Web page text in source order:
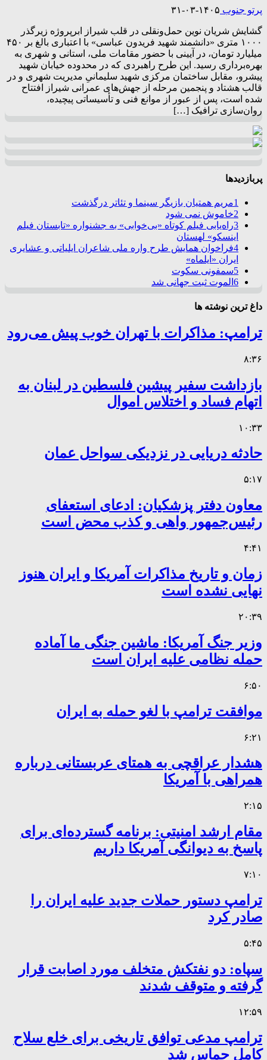
پرتو جنوب ۱۴۰۵-۰۳-۳۱
گشایش شریان نوین حمل‌ونقلی در قلب شیراز ابرپروژه زیرگذر
۱۰۰۰ متری «دانشمند شهید فریدون عباسی» با اعتباری بالغ بر ۴۵۰
میلیارد تومان، در آیینی با حضور مقامات ملی، استانی و شهری به
بهره‌برداری رسید. این طرح راهبردی که در محدوده خیابان شهید
پیشرو، مقابل ساختمان مرکزی شهید سلیمانیِ مدیریت شهری و در
قالب هشتاد و پنجمین مرحله از جهش‌های عمرانی شیراز افتتاح
شده است، پس از عبور از موانع فنی و تأسیساتی پیچیده،
روان‌سازی ترافیک […]
پربازدیدها
1مریم همتیان بازیگر سینما و تئاتر درگذشت
2خاموش نمی شود
3راه‌یابی فیلم کوتاه «بی‌خوابی» به جشنواره «تابستان فیلم
اینسکو» لهستان
4فراخوان همایش طرح واره ملی شاعران ایلیاتی و عشایری
ایران «ایلماه»
5سمفونی سکوت
6 الموت ثبت جهانی شد
داغ ترین نوشته ها
ترامپ: مذاکرات با تهران خوب پیش می‌رود
۸:۳۶
بازداشت سفیر پیشین فلسطین در لبنان به
اتهام فساد و اختلاس اموال
۱۰:۳۳
حادثه دریایی در نزدیکی سواحل عمان
۵:۱۷
معاون دفتر پزشکیان: ادعای استعفای
رئیس‌جمهور واهی و کذب محض است
۴:۴۱
زمان و تاریخ مذاکرات آمریکا و ایران هنوز
نهایی نشده است
۲۰:۳۹
وزیر جنگ آمریکا: ماشین جنگی ما آماده
حمله نظامی علیه ایران است
۶:۵۰
موافقت ترامپ با لغو حمله به ایران
۶:۲۱
هشدار عراقچی به همتای عربستانی درباره
همراهی با آمریکا
۲:۱۵
مقام ارشد امنیتی: برنامه گسترده‌ای برای
پاسخ به دیوانگی آمریکا داریم
۷:۱۰
ترامپ دستور حملات جدید علیه ایران را
صادر کرد
۵:۴۵
سپاه: دو نفتکش متخلف مورد اصابت قرار
گرفته و متوقف شدند
۱۲:۵۹
ترامپ مدعی توافق تاریخی برای خلع سلاح
کامل حماس شد